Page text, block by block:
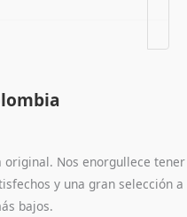
Nos enorgullece tener
y una gran selección a
bajos.